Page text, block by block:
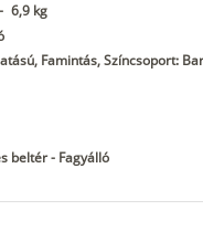
- 6,9 kg
Famintás, Színcsoport:
beltér - Fagyálló